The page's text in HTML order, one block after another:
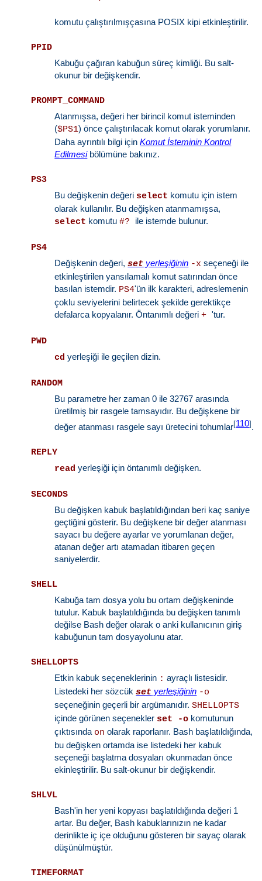
komutu çalıştırılmışçasına POSIX kipi etkinleştirilir.
PPID
Kabuğu çağıran kabuğun süreç kimliği. Bu salt-
okunur bir değişkendir.
PROMPT_COMMAND
Atanmışsa, değeri her birincil komut isteminden
($PS1) önce çalıştırılacak komut olarak yorumlanır.
Daha ayrıntılı bilgi içinKomut İsteminin Kontrol
Edilmesibölümüne bakınız.
PS3
Bu değişkenin değeri select komutu için istem
olarak kullanılır. Bu değişken atanmamışsa,
select komutu#? ile istemde bulunur.
PS4
Değişkenin değeri,set yerleşiğinin -x seçeneği ile
etkinleştirilen yansılamalı komut satırından önce
basılan istemdir. PS4'ün ilk karakteri, adreslemenin
çoklu seviyelerini belirtecek şekilde gerektikçe
defalarca kopyalanır. Öntanımlı değeri+'tur.
PWD
cd yerleşiği ile geçilen dizin.
RANDOM
Bu parametre her zaman 0 ile 32767 arasında
üretilmiş bir rasgele tamsayıdır. Bu değişkene bir
değer atanması rasgele sayı üretecini tohumlar 110 .
REPLY
read yerleşiği için öntanımlı değişken.
SECONDS
Bu değişken kabuk başlatıldığından beri kaç saniye
geçtiğini gösterir. Bu değişkene bir değer atanması
sayacı bu değere ayarlar ve yorumlanan değer,
atanan değer artı atamadan itibaren geçen
saniyelerdir.
SHELL
Kabuğa tam dosya yolu bu ortam değişkeninde
tutulur. Kabuk başlatıldığında bu değişken tanımlı
değilse Bash değer olarak o anki kullanıcının giriş
kabuğunun tam dosyayolunu atar.
SHELLOPTS
Etkin kabuk seçeneklerinin : ayraçlı listesidir.
Listedeki her sözcükset yerleşiğinin -o
seçeneğinin geçerli bir argümanıdır.SHELLOPTS
içinde görünen seçenekler set -o komutunun
çıktısında on olarak raporlanır. Bash başlatıldığında,
bu değişken ortamda ise listedeki her kabuk
seçeneği başlatma dosyaları okunmadan önce
ekinleştirilir. Bu salt-okunur bir değişkendir.
SHLVL
Bash'in her yeni kopyası başlatıldığında değeri 1
artar. Bu değer, Bash kabuklarınızın ne kadar
derinlikte iç içe olduğunu gösteren bir sayaç olarak
düşünülmüştür.
TIMEFORMAT